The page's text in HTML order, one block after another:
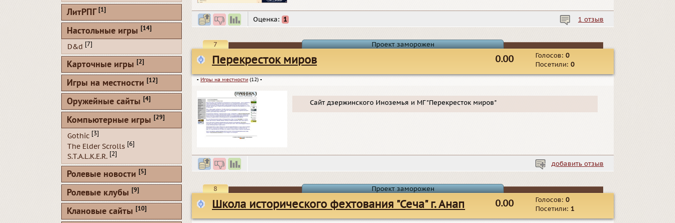
Оценка: 1 1 отзыв
Проект заморожен
7
Перекресток миров Голосов: 0
Посетили: 0
0.00
▪ Игры на местности (12) ▪
Сайт дзержинского Иноземья и МГ "Перекресток миров"
добавить отзыв
Проект заморожен
8
Школа исторического фехтования "Сеча" г. Анапа Голосов: 0
Посетили: 1
0.00
ЛитРПГ [1]
Настольные игры [14]
D&d [7]
Карточные игры [2]
Игры на местности [12]
Оружейные сайты [4]
Компьютерные игры [29]
Gothic [3]
The Elder Scrolls [6]
S.T.A.L.K.E.R. [2]
Ролевые новости [5]
Ролевые клубы [9]
Клановые сайты [10]